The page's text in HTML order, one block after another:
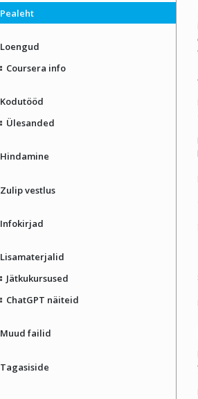
Pealeht
Loengud
Coursera info
Kodutööd
Ülesanded
Hindamine
Zulip vestlus
Infokirjad
Lisamaterjalid
Jätkukursused
ChatGPT näiteid
Muud failid
Tagasiside